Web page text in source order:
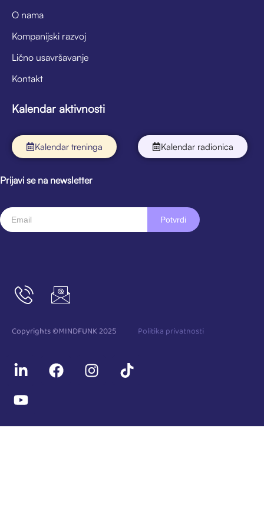
O nama
Kompanijski razvoj
Lično usavršavanje
Kontakt
Kalendar aktivnosti
Kalendar treninga Kalendar radionica
Prijavi se na newsletter
Copyrights ©MINDFUNK 2025 Politika privatnosti